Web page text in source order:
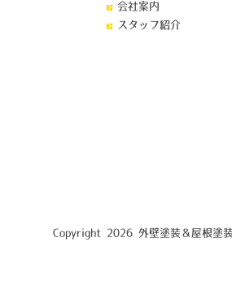
会社案内
スタッフ紹介
Copyright 2026 外壁塗装＆屋根塗